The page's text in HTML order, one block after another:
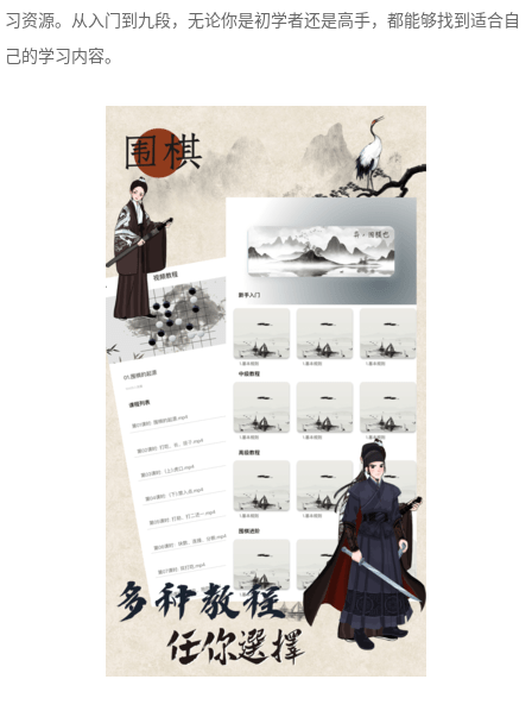
习资源。从入门到九段，无论你是初学者还是高手，都能够找到适合自
己的学习内容。